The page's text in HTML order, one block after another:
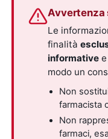
Avvertenza
Le
finalità
informative
modo un
Non
farmacista
Non
farmaci,